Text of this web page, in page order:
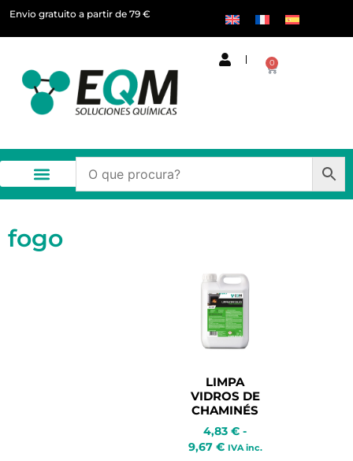
Envio gratuito a partir de 79 €
0
fogo
LIMPA
VIDROS DE
CHAMINÉS
4,83 € -
9,67 € IVA inc.